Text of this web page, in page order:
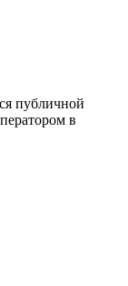
публичной
в